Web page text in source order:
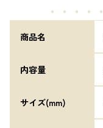
・・・・・
商品名
内容量
サイズ(mm)